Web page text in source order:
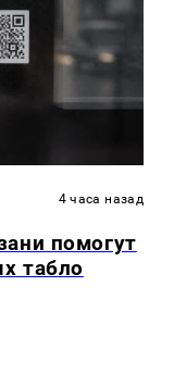
4 часа назад
помогут
табло